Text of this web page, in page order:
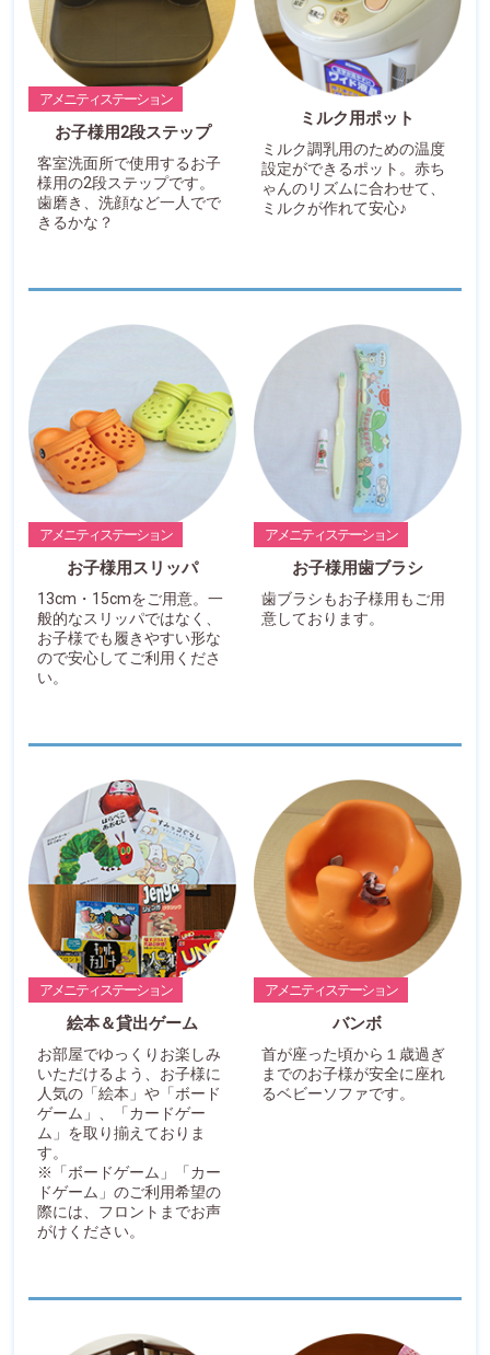
アメニティステーション
お子様用2段ステップ
客室洗面所で使用するお子
様用の2段ステップです。
歯磨き、洗顔など一人でで
きるかな？
ミルク用ポット
ミルク調乳用のための温度
設定ができるポット。赤ち
ゃんのリズムに合わせて、
ミルクが作れて安心♪
アメニティステーション
お子様用スリッパ
13cm・15cmをご用意。一
般的なスリッパではなく、
お子様でも履きやすい形な
ので安心してご利用くださ
い。
アメニティステーション
お子様用歯ブラシ
歯ブラシもお子様用もご用
意しております。
アメニティステーション
絵本＆貸出ゲーム
お部屋でゆっくりお楽しみ
いただけるよう、お子様に
人気の「絵本」や「ボード
ゲーム」、「カードゲー
ム」を取り揃えておりま
す。
※「ボードゲーム」「カー
ドゲーム」のご利用希望の
際には、フロントまでお声
がけください。
アメニティステーション
バンボ
首が座った頃から１歳過ぎ
までのお子様が安全に座れ
るベビーソファです。